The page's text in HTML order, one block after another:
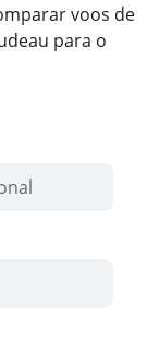
voos de
para o